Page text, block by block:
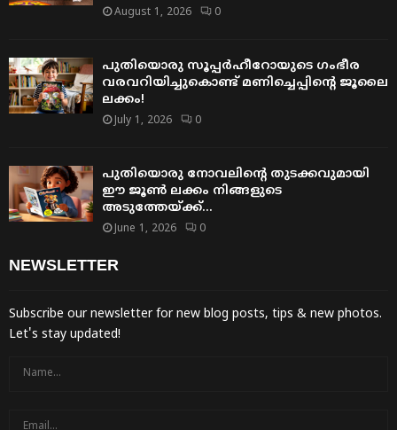
August 1, 2026 0
പുതിയൊരു സൂപ്പർഹീറോയുടെ ഗംഭീര
വരവറിയിച്ചുകൊണ്ട് മണിച്ചെപ്പിന്റെ ജൂലൈ
ലക്കം!
July 1, 2026 0
പുതിയൊരു നോവലിന്റെ തുടക്കവുമായി
ഈ ജൂൺ ലക്കം നിങ്ങളുടെ
അടുത്തേയ്ക്ക്…
June 1, 2026 0
NEWSLETTER
Subscribe our newsletter for new blog posts, tips & new photos.
Let's stay updated!